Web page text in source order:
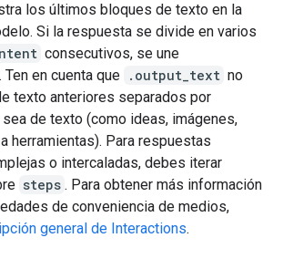
los últimos bloques de texto en la
Si la respuesta se divide en varios
consecutivos, se une
en cuenta que .output_text no
texto anteriores separados por
de texto (como ideas, imágenes,
herramientas). Para respuestas
o intercaladas, debes iterar
steps . Para obtener más información
de conveniencia de medios,
general de Interactions.